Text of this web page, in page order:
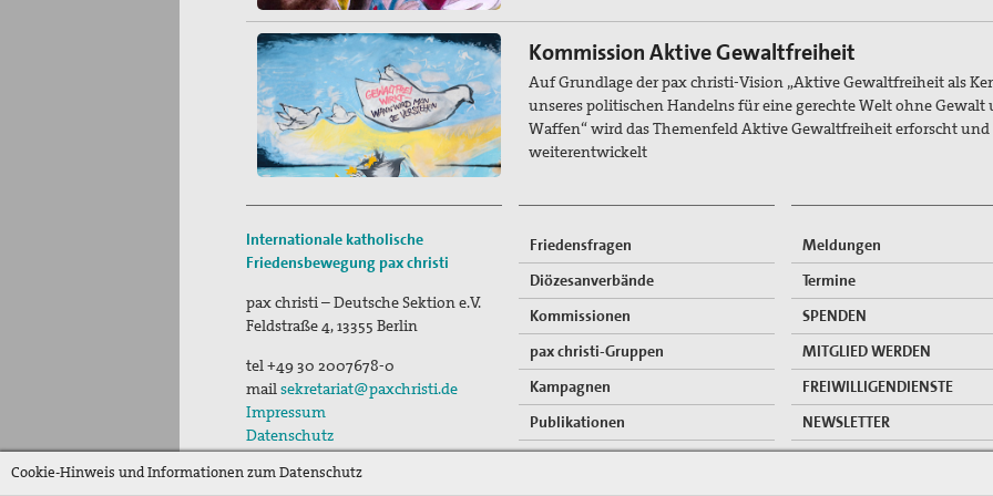
Kommission Aktive Gewaltfreiheit
Auf Grundlage der pax christi-Vision „Aktive Gewaltfreiheit als
unseres politischen Handelns für eine gerechte Welt ohne Gewalt
Waffen“ wird das Themenfeld Aktive Gewaltfreiheit erforscht und
weiterentwickelt
Internationale katholische
Friedensbewegung pax christi
pax christi – Deutsche Sektion e.V.
Feldstraße 4,13355 Berlin
tel+49 30 2007678-0
mailsekretariat@paxchristi.de
Impressum
Datenschutz
Friedensfragen
Diözesanverbände
Kommissionen
pax christi-Gruppen
Kampagnen
Publikationen
Meldungen
Termine
SPENDEN
MITGLIED WERDEN
FREIWILLIGENDIENSTE
NEWSLETTER
Mitgliederzugang
Cookie-Hinweis und Informationen zum Datenschutz